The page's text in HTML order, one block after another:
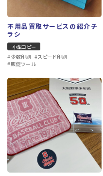
オープンハウス案内用のフライヤー
小型コピー
#少数印刷 #スピード印刷 #販促ツール
不用品買取サービスの紹介チ
ラシ
小型コピー
#少数印刷 #スピード印刷
#販促ツール